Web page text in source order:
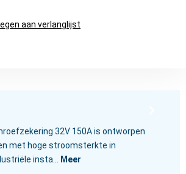
aan verlanglijst
32V 150A is ontworpen
met hoge stroomsterkte in
insta…
Meer